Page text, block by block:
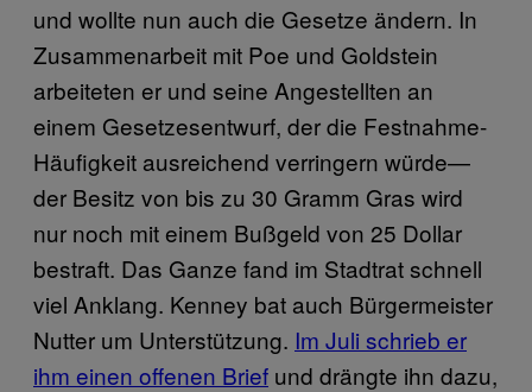
und wollte nun auch die Gesetze ändern. In
Zusammenarbeit mit Poe und Goldstein
arbeiteten er und seine Angestellten an
einem Gesetzesentwurf, der die Festnahme-
Häufigkeit ausreichend verringern würde—
der Besitz von bis zu 30 Gramm Gras wird
nur noch mit einem Bußgeld von 25 Dollar
bestraft. Das Ganze fand im Stadtrat schnell
viel Anklang. Kenney bat auch Bürgermeister
Nutter um Unterstützung. Im Juli schrieb er
ihm einen offenen Brief und drängte ihn dazu,